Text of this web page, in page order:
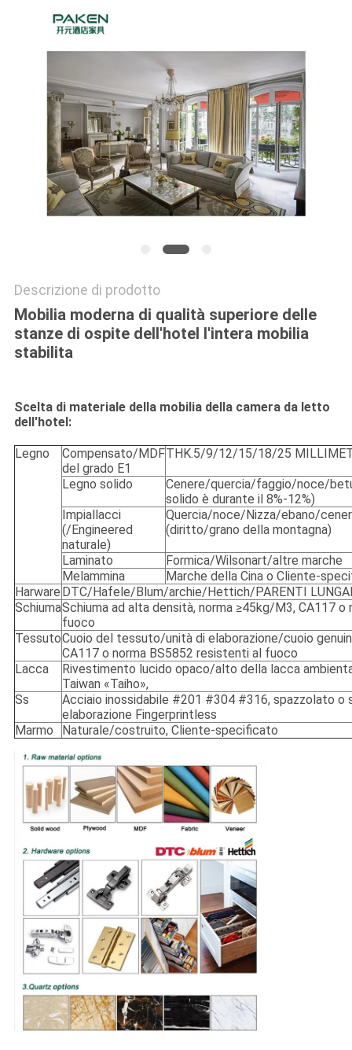
PRIVACY
POLICY
Descrizione di prodotto
Mobilia moderna di qualità superiore delle
stanze di ospite dell'hotel l'intera mobilia
stabilita
Scelta di materiale della mobilia della camera da letto
dell'hotel:
Legno
Compensato/MDF
del grado E1
THK.5/9/12/15/18/25
Legno solido
Cenere/quercia/faggio/noce/
solido è durante il 8%-12%)
Impiallacci
(/Engineered
naturale)
Quercia/noce/Nizza/ebano/
(diritto/grano della montagna)
Laminato
Formica/Wilsonart/altre marche
Melammina
Marche della Cina o Cliente-
Harware DTC/Hafele/Blum/archie/Hettich/PARENTI
SchiumaSchiuma ad alta densità, norma ≥45kg/M3, CA117
fuoco
TessutoCuoio del tessuto/unità di elaborazione/cuoio
CA117 o norma BS5852 resistenti al fuoco
Lacca
Rivestimento lucido opaco/alto della lacca
Taiwan «Taiho»,
Ss
Acciaio inossidabile #201 #304 #316, spazzolato o
elaborazione Fingerprintless
Marmo
Naturale/costruito, Cliente-specificato